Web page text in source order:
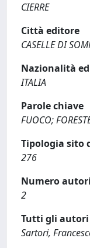
CIERRE
Città editore
CASELLE DI
Nazionalità
ITALIA
Parole chiave
FUOCO;
Tipologia sito
276
Numero autori
2
Tutti gli autori
Sartori,